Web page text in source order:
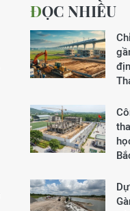
ĐỌC NHIỀU